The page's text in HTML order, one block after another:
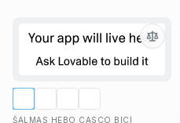
ŠALMAS HEBO CASCO BICI